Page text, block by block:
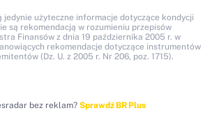
jedynie użyteczne informacje dotyczące kondycji
są rekomendacją w rozumieniu przepisów
Finansów z dnia 19 października 2005 r. w
rekomendacje dotyczące instrumentów
(Dz. U. z 2005 r. Nr 206, poz. 1715).
bez reklam? Sprawdź BR Plus